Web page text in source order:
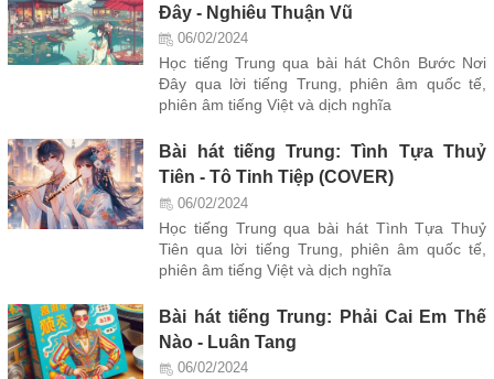
Đây - Nghiêu Thuận Vũ
06/02/2024
Học tiếng Trung qua bài hát Chôn Bước Nơi
Đây qua lời tiếng Trung, phiên âm quốc tế,
phiên âm tiếng Việt và dịch nghĩa
Bài hát tiếng Trung: Tình Tựa Thuỷ
Tiên - Tô Tinh Tiệp (COVER)
06/02/2024
Học tiếng Trung qua bài hát Tình Tựa Thuỷ
Tiên qua lời tiếng Trung, phiên âm quốc tế,
phiên âm tiếng Việt và dịch nghĩa
Bài hát tiếng Trung: Phải Cai Em Thế
Nào - Luân Tang
06/02/2024